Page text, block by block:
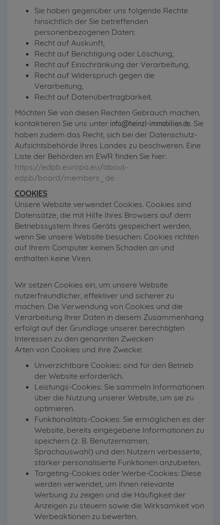
Sie haben gegenüber uns folgende Rechte
hinsichtlich der Sie betreffenden
personenbezogenen Daten:
Recht auf Auskunft,
Recht auf Berichtigung oder Löschung,
Recht auf Einschränkung der Verarbeitung,
Recht auf Widerspruch gegen die
Verarbeitung,
Recht auf Datenübertragbarkeit.
Möchten Sie von diesen Rechten Gebrauch machen,
kontaktieren Sie uns unter info@heinzl-immobilien.de. Sie
haben zudem das Recht, sich bei der Datenschutz-
Aufsichtsbehörde Ihres Landes zu beschweren. Eine
Liste der Behörden im EWR finden Sie hier:
https://edpb.europa.eu/about-
edpb/board/members_de
COOKIES
Unsere Website verwendet Cookies. Cookies sind
Datensätze, die mit Hilfe Ihres Browsers auf dem
Betriebssystem Ihres Geräts gespeichert werden,
wenn Sie unsere Website besuchen. Cookies richten
auf Ihrem Computer keinen Schaden an und
enthalten keine Viren.
Wir setzen Cookies ein, um unsere Website
nutzerfreundlicher, effektiver und sicherer zu
machen. Die Verwendung von Cookies und die
Verarbeitung Ihrer Daten in diesem Zusammenhang
erfolgt auf der Grundlage unserer berechtigten
Interessen zu den genannten Zwecken
Arten von Cookies und ihre Zwecke:
Unverzichtbare Cookies: sind für den Betrieb
der Website erforderlich.
Leistungs-Cookies: Sie sammeln Informationen
über die Nutzung unserer Website, um sie zu
optimieren.
Funktionalitäts-Cookies: Sie ermöglichen es der
Website, bereits eingegebene Informationen zu
speichern (z. B. Benutzernamen,
Sprachauswahl) und den Nutzern verbesserte,
stärker personalisierte Funktionen anzubieten.
Targeting-Cookies oder Werbe-Cookies: Diese
werden verwendet, um Ihnen relevante
Werbung zu zeigen und die Häufigkeit der
Anzeigen zu steuern sowie die Wirksamkeit von
Werbeaktionen zu bewerten.